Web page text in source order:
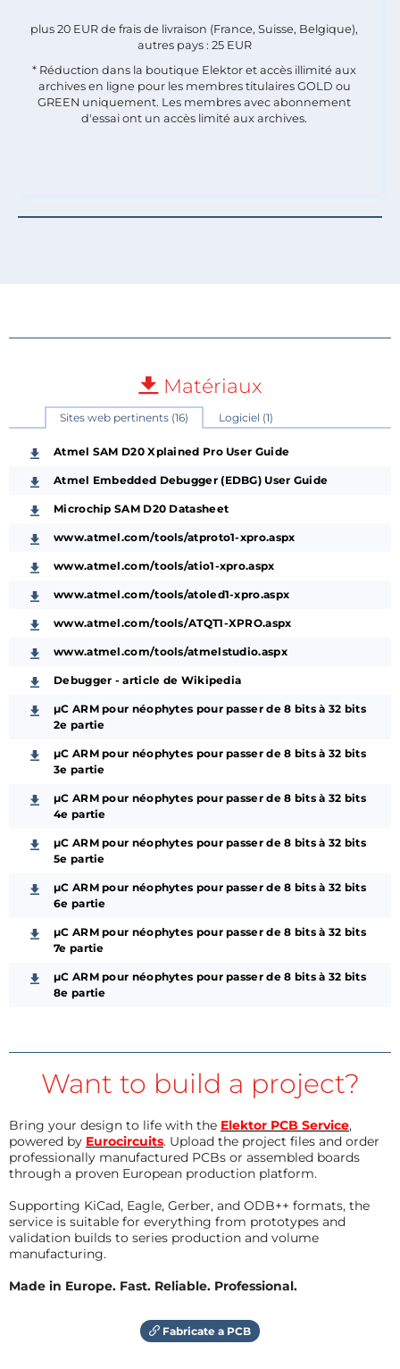
plus 20 EUR de frais de livraison (France, Suisse, Belgique),
autres pays : 25 EUR
* Réduction dans la boutique Elektor et accès illimité aux
archives en ligne pour les membres titulaires GOLD ou
GREEN uniquement. Les membres avec abonnement
d'essai ont un accès limité aux archives.
Matériaux
Sites web pertinents (16) Logiciel (1)
Atmel SAM D20 Xplained Pro User Guide
Atmel Embedded Debugger (EDBG) User Guide
Microchip SAM D20 Datasheet
www.atmel.com/tools/atproto1-xpro.aspx
www.atmel.com/tools/atio1-xpro.aspx
www.atmel.com/tools/atoled1-xpro.aspx
www.atmel.com/tools/ATQT1-XPRO.aspx
www.atmel.com/tools/atmelstudio.aspx
Debugger - article de Wikipedia
µC ARM pour néophytes pour passer de 8 bits à 32 bits
2e partie
µC ARM pour néophytes pour passer de 8 bits à 32 bits
3e partie
µC ARM pour néophytes pour passer de 8 bits à 32 bits
4e partie
µC ARM pour néophytes pour passer de 8 bits à 32 bits
5e partie
µC ARM pour néophytes pour passer de 8 bits à 32 bits
6e partie
µC ARM pour néophytes pour passer de 8 bits à 32 bits
7e partie
µC ARM pour néophytes pour passer de 8 bits à 32 bits
8e partie
Want to build a project?
Bring your design to life with the Elektor PCB Service,
powered by Eurocircuits. Upload the project files and order
professionally manufactured PCBs or assembled boards
through a proven European production platform.
Supporting KiCad, Eagle, Gerber, and ODB++ formats, the
service is suitable for everything from prototypes and
validation builds to series production and volume
manufacturing.
Made in Europe. Fast. Reliable. Professional.
Fabricate a PCB